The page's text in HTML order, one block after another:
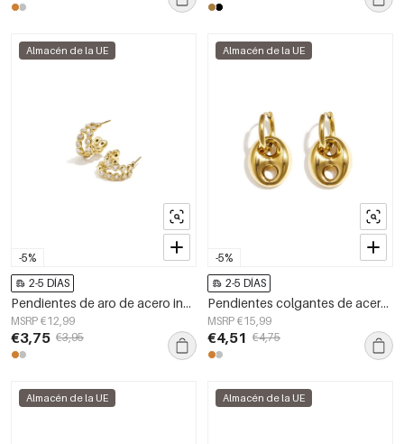
-5%
Almacén de la UE
2-5 DÍAS
Pendientes de aro de acero inoxidable Circle Simple Daily Simple Series Joyería para mujer
MSRP €12,99
€3,75 €3,95
-5%
Almacén de la UE
2-5 DÍAS
Pendientes colgantes de acero inoxidable con forma irregular, estilo casual y sencillo para uso diario. Joyería para mujer.
MSRP €15,99
€4,51 €4,75
Almacén de la UE Almacén de la UE